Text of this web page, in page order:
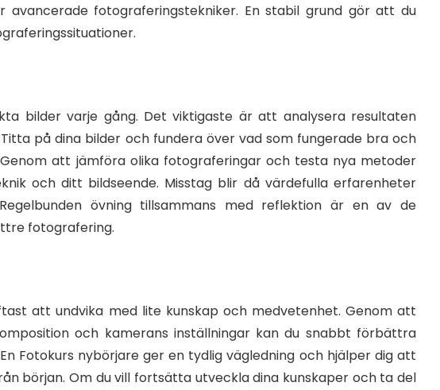
avancerade fotograferingstekniker. En stabil grund gör att du
bilder varje gång. Det viktigaste är att analysera resultaten
på dina bilder och fundera över vad som fungerade bra och
att jämföra olika fotograferingar och testa nya metoder
och ditt bildseende. Misstag blir då värdefulla erfarenheter
övning tillsammans med reflektion är en av de
fotografering.
att undvika med lite kunskap och medvetenhet. Genom att
och kamerans inställningar kan du snabbt förbättra
Fotokurs nybörjare ger en tydlig vägledning och hjälper dig att
början. Om du vill fortsätta utveckla dina kunskaper och ta del